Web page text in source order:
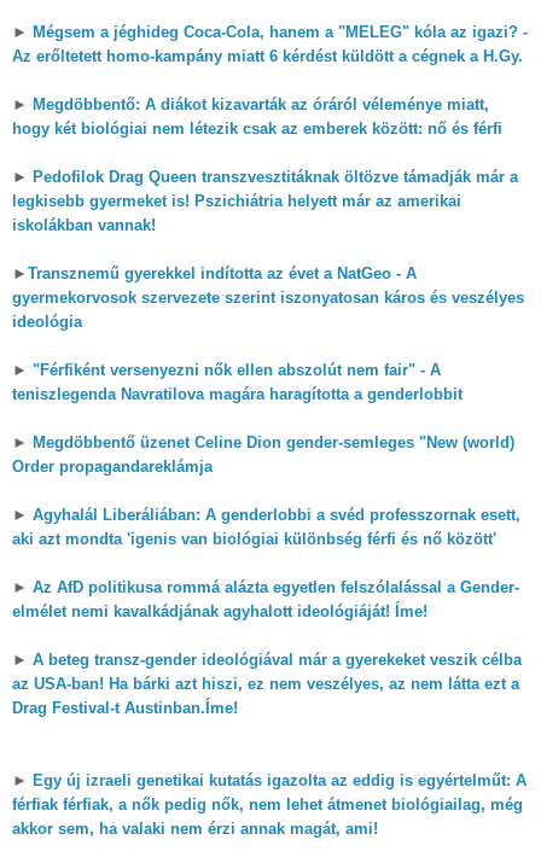
► Mégsem a jéghideg Coca-Cola, hanem a "MELEG" kóla az igazi? -
Az erőltetett homo-kampány miatt 6 kérdést küldött a cégnek a H.Gy.
► Megdöbbentő: A diákot kizavarták az óráról véleménye miatt,
hogy két biológiai nem létezik csak az emberek között: nő és férfi
► Pedofilok Drag Queen transzvesztitáknak öltözve támadják már a
legkisebb gyermeket is! Pszichiátria helyett már az amerikai
iskolákban vannak!
► Transznemű gyerekkel indította az évet a NatGeo - A
gyermekorvosok szervezete szerint iszonyatosan káros és veszélyes
ideológia
► "Férfiként versenyezni nők ellen abszolút nem fair" - A
teniszlegenda Navratilova magára haragította a genderlobbit
► Megdöbbentő üzenet Celine Dion gender-semleges "New (world)
Order propagandareklámja
► Agyhalál Liberáliában: A genderlobbi a svéd professzornak esett,
aki azt mondta 'igenis van biológiai különbség férfi és nő között'
► Az AfD politikusa rommá alázta egyetlen felszólalással a Gender-
elmélet nemi kavalkádjának agyhalott ideológiáját! Íme!
► A beteg transz-gender ideológiával már a gyerekeket veszik célba
az USA-ban! Ha bárki azt hiszi, ez nem veszélyes, az nem látta ezt a
Drag Festival-t Austinban.Íme!
► Egy új izraeli genetikai kutatás igazolta az eddig is egyértelműt: A
férfiak férfiak, a nők pedig nők, nem lehet átmenet biológiailag, még
akkor sem, ha valaki nem érzi annak magát, ami!